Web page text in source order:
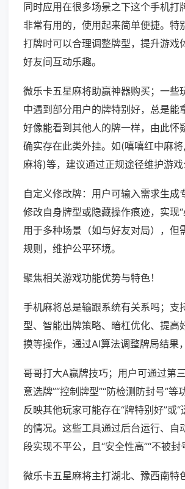
同时应用在很多场景之下这个手机打
非常有用的，使用起来简单便捷。特
打牌时可以合理调整牌型，提升游戏
好友间互动乐趣。
微乐卡五星麻将助赢神器购买；一些
中遇到部分用户的牌特别好，总是能
好像能看到其他人的牌一样，由此怀
确实存在此类外挂。如(嘻嘻红中麻
麻将)等，建议通过正规途径维护游戏
自定义修改牌：用户可输入需求生成
修改自身牌型或隐藏操作痕迹，实现
用于多种场景（如与好友对局），但
规则，维护公平环境。
聚焦相关游戏功能优势与特色！
手机麻将总是输跟系统有关系吗；支
型、智能出牌策略、暗杠优化、提高
摸等操作，通过AI算法调整牌局结果
哥哥打大A赢牌技巧；用户可通过第
意选牌”“控制牌型”“防检测防封号”等
反映其他玩家可能存在“牌特别好”或“
的情况。这些工具通过后台运行、自
段实现不平公，且“安全性高”“不被封
微乐卡五星麻将主打湖北、豫西南特